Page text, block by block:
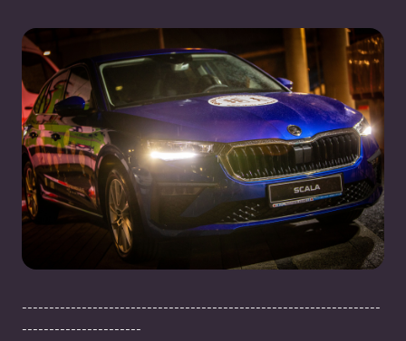
------------------------------------------------------------------
----------------------